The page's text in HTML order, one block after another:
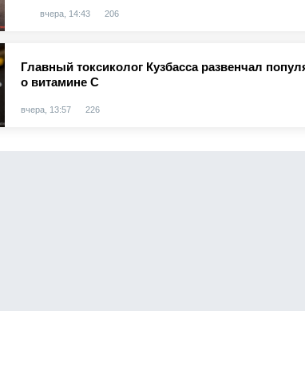
вчера, 14:43 206
Главный токсиколог Кузбасса развенчал
о витамине С
вчера, 13:57 226